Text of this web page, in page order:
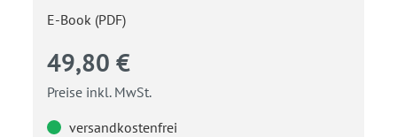
E-Book (PDF)
49,80 €
Preise inkl. MwSt.
versandkostenfrei